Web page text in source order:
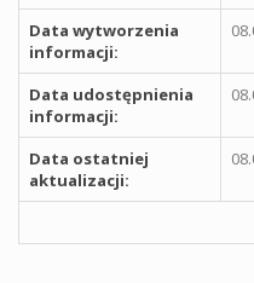
Data wytworzenia
informacji:
Data udostępnienia
informacji:
Data ostatniej
aktualizacji: